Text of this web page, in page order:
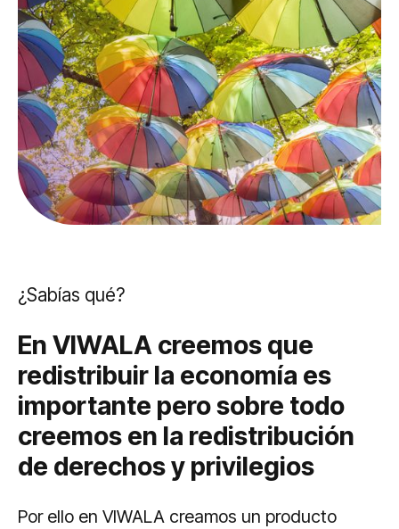
¿Sabías qué?
En VIWALA creemos que
redistribuir la economía es
importante pero sobre todo
creemos en la redistribución
de derechos y privilegios
Por ello en VIWALA creamos un producto